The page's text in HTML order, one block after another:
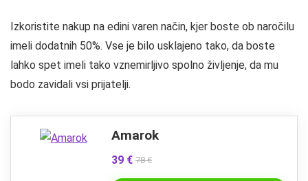
Izkoristite nakup na edini varen način, kjer boste ob naročilu
imeli dodatnih 50%. Vse je bilo usklajeno tako, da boste
lahko spet imeli tako vznemirljivo spolno življenje, da mu
bodo zavidali vsi prijatelji.
Amarok
39 € 78 €